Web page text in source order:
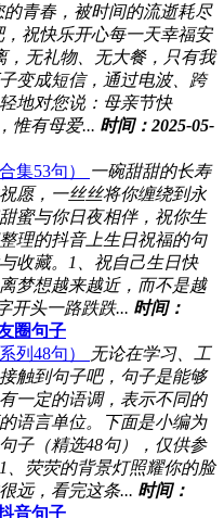
青春，被时间的流逝耗尽
祝快乐开心每一天幸福安
，无礼物、无大餐，只有我
变成短信，通过电波、跨
地对您说：母亲节快
惟有母爱... 时间：2025-05-
集53句）
一碗甜甜的长寿
愿，一丝丝将你缠绕到永
蜜与你日夜相伴，祝你生
理的抖音上生日祝福的句
收藏。1、祝自己生日快
梦想越来越近，而不是越
开头一路跌跌... 时间：
圈句子
列48句）
无论在学习、工
触到句子吧，句子是能够
一定的语调，表示不同的
语言单位。下面是小编为
子（精选48句），仅供参
、荧荧的背景灯照耀你的脸
远，看完这条... 时间：
音句子